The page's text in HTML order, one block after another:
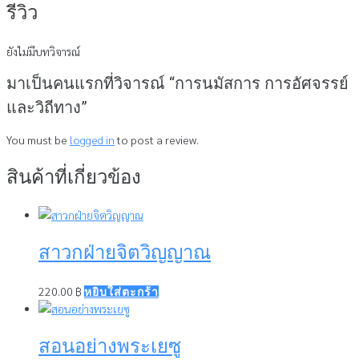
รีวิว
ยังไม่มีบทวิจารณ์
มาเป็นคนแรกที่วิจารณ์ “การนมัสการ การอัศจรรย์
และวิถีทาง”
You must be logged into post a review.
สินค้าที่เกี่ยวข้อง
สาวกฝ่ายจิตวิญญาณ
220.00 ฿ หยิบใส่ตะกร้า
สอนอย่างพระเยซู